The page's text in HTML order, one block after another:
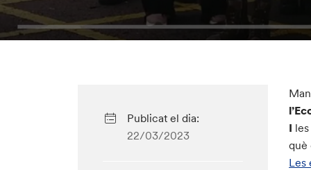
Publicat el dia:
22/03/2023
l’
I
què
Les